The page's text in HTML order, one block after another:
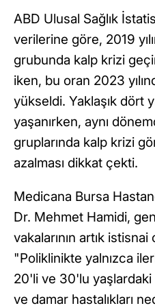
ABD Ulusal Sağlık
verilerine göre, 2019
grubunda kalp krizi
iken, bu oran 2023
yükseldi. Yaklaşık dört
yaşanırken, aynı
gruplarında kalp krizi
azalması dikkat çekti.
Medicana Bursa
Dr. Mehmet Hamidi,
vakalarının artık istisnai
"Poliklinikte yalnızca
20'li ve 30'lu
ve damar hastalıkları